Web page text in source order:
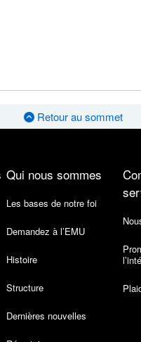
Retour au sommet
Qui nous sommes
Les bases de notre foi
Demandez à l’EMU
Histoire
Structure
Dernières nouvelles